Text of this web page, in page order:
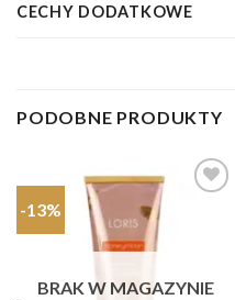
CECHY DODATKOWE
PODOBNE PRODUKTY
-13%
BRAK W MAGAZYNIE